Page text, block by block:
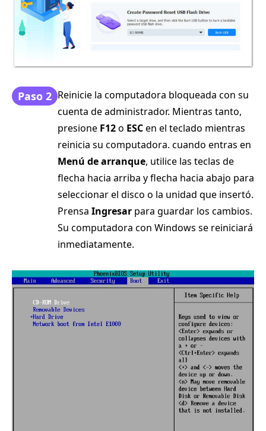
Paso 2 Reinicie la computadora bloqueada con su
cuenta de administrador. Mientras tanto,
presione F12o ESCen el teclado mientras
reinicia su computadora. cuando entras en
Menú de arranque, utilice las teclas de
flecha hacia arriba y flecha hacia abajo para
seleccionar el disco o la unidad que insertó.
Prensa Ingresar para guardar los cambios.
Su computadora con Windows se reiniciará
inmediatamente.